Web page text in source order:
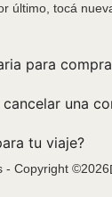
último, tocá
para
una
tu viaje?
- Copyright ©2026